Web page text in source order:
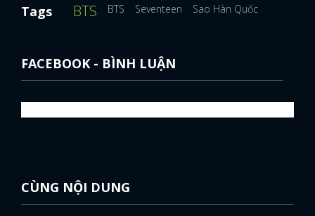
Tags BTS BTS Seventeen Sao Hàn Quốc
FACEBOOK - BÌNH LUẬN
CÙNG NỘI DUNG